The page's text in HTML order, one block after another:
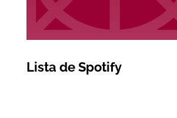
Lista de Spotify